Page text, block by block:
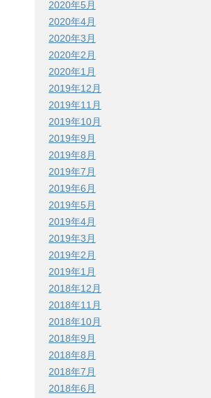
2020年5月
2020年4月
2020年3月
2020年2月
2020年1月
2019年12月
2019年11月
2019年10月
2019年9月
2019年8月
2019年7月
2019年6月
2019年5月
2019年4月
2019年3月
2019年2月
2019年1月
2018年12月
2018年11月
2018年10月
2018年9月
2018年8月
2018年7月
2018年6月